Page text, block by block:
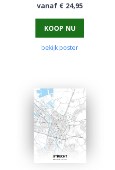
vanaf € 24,95
KOOP NU
bekijk poster